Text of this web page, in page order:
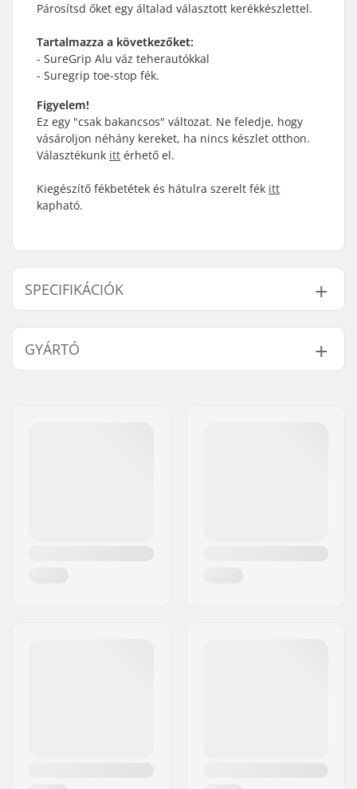
Párosítsd őket egy általad választott kerékkészlettel.
Tartalmazza a következőket:
- SureGrip Alu váz teherautókkal
- Suregrip toe-stop fék.
Figyelem!
Ez egy "csak bakancsos" változat. Ne feledje, hogy
vásároljon néhány kereket, ha nincs készlet otthon.
Választékunk itt érhető el.
Kiegészítő fékbetétek és hátulra szerelt fék itt
kapható.
SPECIFIKÁCIÓK
Kerék átmérő:
Not included
Alap anyaga:
Cipő típusa:
Kemény
GYÁRTÓ